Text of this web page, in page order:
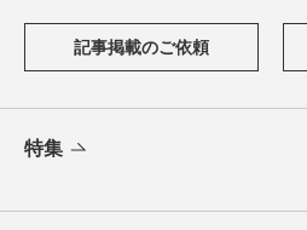
記事掲載のご依頼
特集